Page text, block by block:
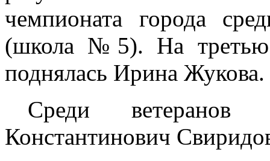
чемпионата города
(школа №5). На третью
поднялась Ирина
Среди ветеранов
Константинович